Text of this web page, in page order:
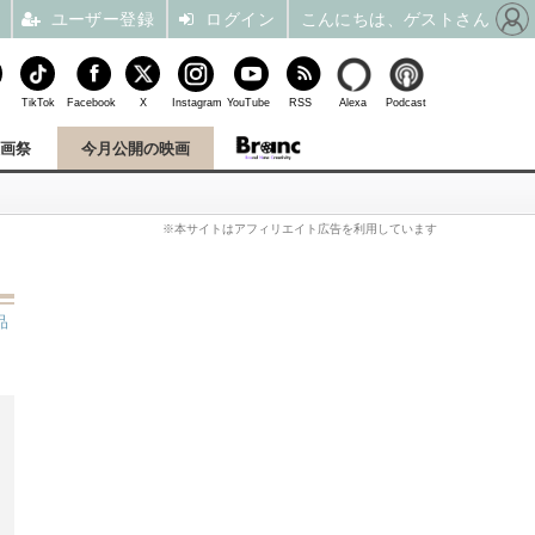
祭 今月公開の映画
※本サイトはアフィリエイト広告を利用しています
TikTok Facebook X Instagram YouTube RSS Alexa Podcast
ユーザー登録 ログイン こんにちは、ゲストさん